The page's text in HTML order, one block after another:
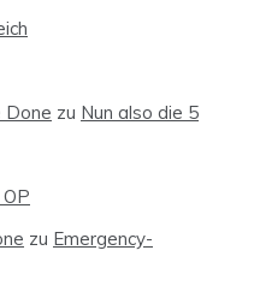
Done zu Nun also die 5
zu Emergency-